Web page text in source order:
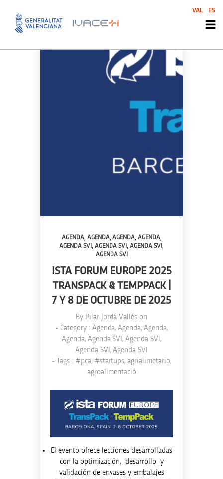
AGENDA, AGENDA, AGENDA, AGENDA,
AGENDA SVI AGENDA SVI AGENDA SVI
AGENDA SVI
ISTA FORUM EUROPE 2025
TRANSPACK & TEMPPACK |
7 Y 8 DE OCTUBRE DE 2025
By Pilar Jordá Vallés on
- Category : Agenda, Agenda, Agenda,
Agenda, Agenda SVI , Agenda SVI ,
Agenda SVI , Agenda SVI
- Tags : #pca, #startups, agrialimetario,
agroalimentació
El evento ofrece lecciones desarrolladas
con la optimización, desarrollo y
validación de envases y embalajes
VAL ES